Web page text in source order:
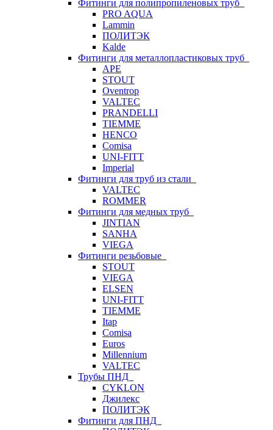
Фитинги для полипропиленовых труб
PRO AQUA
Lammin
ПОЛИТЭК
Kalde
Фитинги для металлопластиковых труб
APE
STOUT
Oventrop
VALTEC
PRANDELLI
TIEMME
HENCO
Comisa
UNI-FITT
Imperial
Фитинги для труб из стали
VALTEC
ROMMER
Фитинги для медных труб
JINTIAN
SANHA
VIEGA
Фитинги резьбовые
STOUT
VIEGA
ELSEN
UNI-FITT
TIEMME
Itap
Comisa
Euros
Millennium
VALTEC
Трубы ПНД
CYKLON
Джилекс
ПОЛИТЭК
Фитинги для ПНД